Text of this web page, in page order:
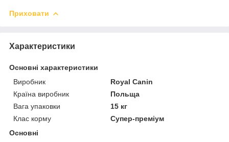
Приховати
Характеристики
Основні характеристики
Виробник
Royal Canin
Країна виробник
Польща
Вага упаковки
15 кг
Клас корму
Супер-преміум
Основні